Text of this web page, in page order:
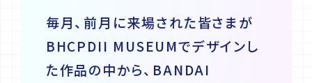
毎月、前月に来場された皆さまが
BHCPDII MUSEUMでデザインし
た作品の中から、BANDAI